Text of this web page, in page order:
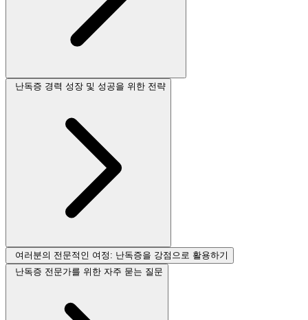
난독증 경력 성장 및 성공을 위한 전략
여러분의 전문적인 여정: 난독증을 강점으로 활용하기
난독증 전문가를 위한 자주 묻는 질문